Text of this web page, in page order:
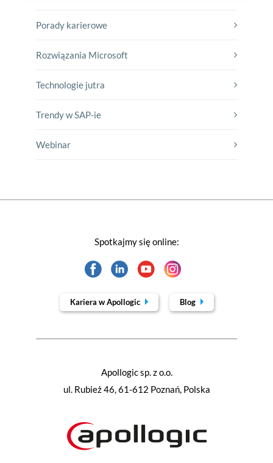
Porady karierowe
Rozwiązania Microsoft
Technologie jutra
Trendy w SAP-ie
Webinar
Apollogic sp. z o.o.
ul. Rubież 46, 61-612 Poznań, Polska
Spotkajmy się online:
Kariera w Apollogic Blog